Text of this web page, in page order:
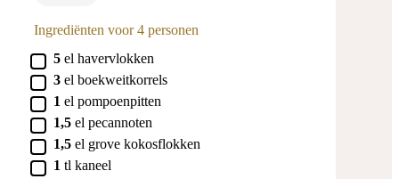
Ingrediënten voor 4 personen
▢
5 el havervlokken
▢
3 el boekweitkorrels
▢
1 el pompoenpitten
▢
1,5 el pecannoten
▢
1,5 el grove kokosflokken
▢
1 tl kaneel